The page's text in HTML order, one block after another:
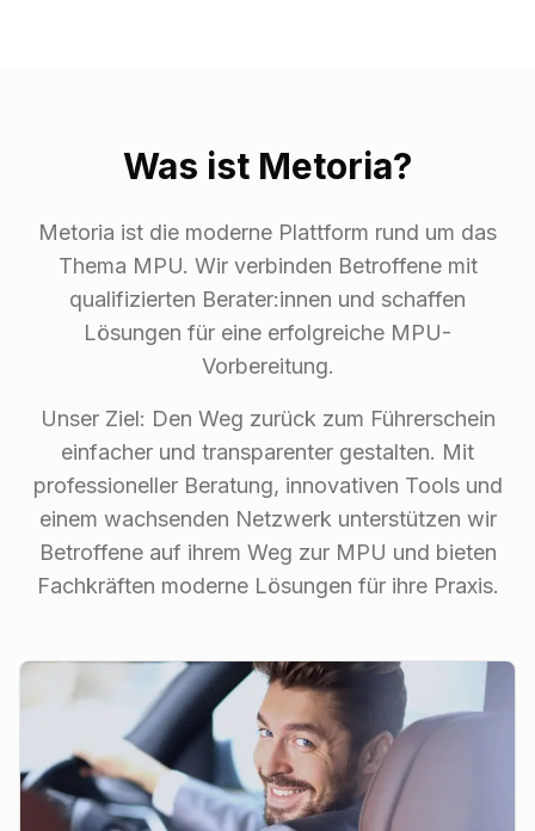
Was ist Metoria?
Metoria ist die moderne Plattform rund um das
Thema MPU. Wir verbinden Betroffene mit
qualifizierten Berater:innen und schaffen
Lösungen für eine erfolgreiche MPU-
Vorbereitung.
Unser Ziel: Den Weg zurück zum Führerschein
einfacher und transparenter gestalten. Mit
professioneller Beratung, innovativen Tools und
einem wachsenden Netzwerk unterstützen wir
Betroffene auf ihrem Weg zur MPU und bieten
Fachkräften moderne Lösungen für ihre Praxis.